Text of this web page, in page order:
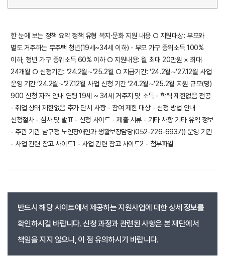
한 눈에 보는 정책 요약 정책 유형 복지·문화 지원 내용 ○ 지원대상: 부모와
별도 거주하는 무주택 청년(19세~34세 이하) - 부모 가구 중위소득 100%
이하, 청년 가구 중위소득 60% 이하 ○ 지원내용: 월 최대 20만원 × 최대
24개월 ○ 신청기간: ‘24.2월∼’25.2월 ○ 지급기간: ‘24.2월∼’27.12월 사업
운영 기간 ‘24.2월∼’27.12월 사업 신청 기간 ‘24.2월∼’25.2월 지원 규모(명)
900 신청 자격 안내 연령 19세 ~ 34세 거주지 및 소득 - 학력 제한없음 전공
- 취업 상태 제한없음 추가 단서 사항 - 참여 제한 대상 - 신청 방법 안내
신청절차 - 심사 및 발표 - 신청 사이트 - 제출 서류 - 기타 사항 기타 유익 정보
- 주관 기관 남구청 노인장애인과 생활보장담당(052-226-6937)) 운영 기관
- 사업 관련 참고 사이트1 - 사업 관련 참고 사이트2 - 첨부파일
반드시 해당 사이트에서 제공하는 지원사업에 대한 상세 정보를
확인하시길 바랍니다. 신청 과정과 관련된 사항은 본 재단에서
책임을 지지 않으니, 이 점 유의하시기 바랍니다.